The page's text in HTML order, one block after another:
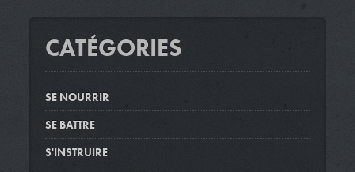
CATÉGORIES
SE NOURRIR
SE BATTRE
S'INSTRUIRE